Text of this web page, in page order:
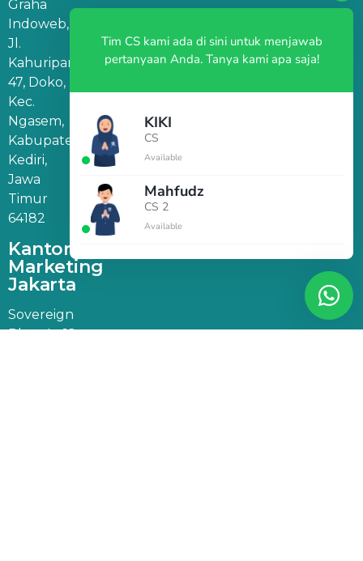
Graha
Indoweb,
Jl.
Kahuripan
47, Doko,
Kec.
Ngasem,
Kabupaten
Kediri,
Jawa
Timur
64182
Kantor
Marketing
Jakarta
Sovereign
Plaza Lt 12,
Tim CS kami ada di sini untuk menjawab
pertanyaan Anda. Tanya kami apa saja!
KIKI
CS
Available
Mahfudz
CS 2
Available